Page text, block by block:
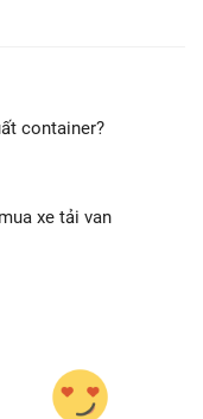
container?
xe tải van